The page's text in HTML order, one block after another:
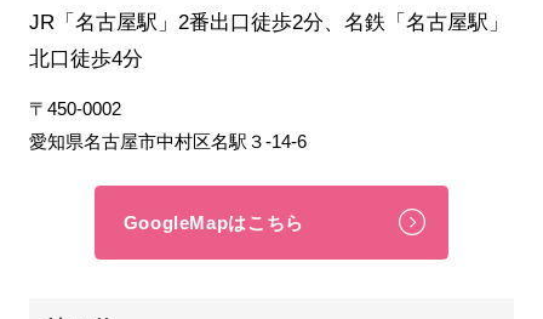
JR「名古屋駅」2番出口徒歩2分、名鉄「名古屋駅」
北口徒歩4分
〒450-0002
愛知県名古屋市中村区名駅３-14-6
GoogleMapはこちら